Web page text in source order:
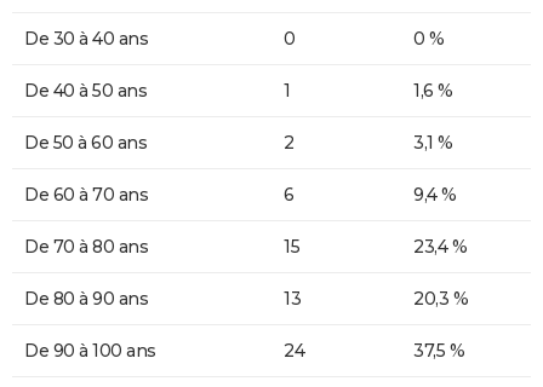
De 30 à 40 ans 0 0 %
De 40 à 50 ans 1 1,6 %
De 50 à 60 ans 2 3,1 %
De 60 à 70 ans 6 9,4 %
De 70 à 80 ans 15 23,4 %
De 80 à 90 ans 13 20,3 %
De 90 à 100 ans 24 37,5 %